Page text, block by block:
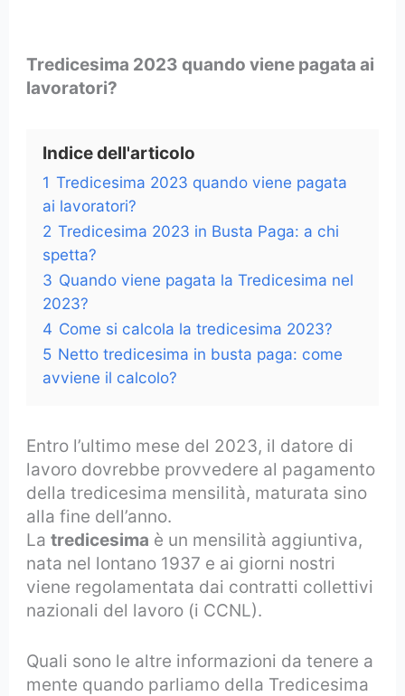
Tredicesima 2023 quando viene pagata ai
lavoratori?
Indice dell'articolo
1 Tredicesima 2023 quando viene pagata
ai lavoratori?
2 Tredicesima 2023 in Busta Paga: a chi
spetta?
3 Quando viene pagata la Tredicesima nel
2023?
4 Come si calcola la tredicesima 2023?
5 Netto tredicesima in busta paga: come
avviene il calcolo?
Entro l’ultimo mese del 2023, il datore di
lavoro dovrebbe provvedere al pagamento
della tredicesima mensilità, maturata sino
alla fine dell’anno.
Latredicesima è un mensilità aggiuntiva,
nata nel lontano 1937 e ai giorni nostri
viene regolamentata dai contratti collettivi
nazionali del lavoro (i CCNL).
Quali sono le altre informazioni da tenere a
mente quando parliamo della Tredicesima